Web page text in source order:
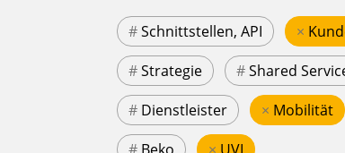
#Schnittstellen, API ×
#Strategie #Shared
# Dienstleister × Mobilität